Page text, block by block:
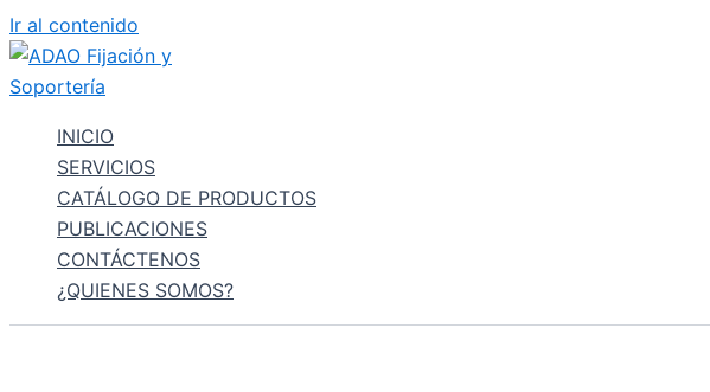
Ir al contenido
INICIO
SERVICIOS
CATÁLOGO DE PRODUCTOS
PUBLICACIONES
CONTÁCTENOS
¿QUIENES SOMOS?